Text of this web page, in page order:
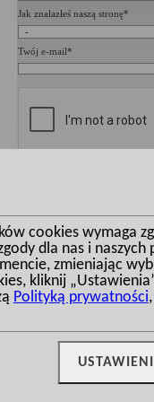
Jak znalazłeś naszą stronę*
Twój e-mail*
I  tel.: 660-344-455,
Legionowo k.
piętrowe |Domy
cookies wymaga
dla nas i
zmieniając
kliknij
Polityką prywatności,